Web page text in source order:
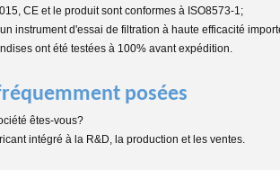
CE et le produit sont conformes à ISO8573-1;
instrument d'essai de filtration à haute efficacité
ont été testées à 100% avant expédition.
posées
êtes-vous?
intégré à la R&D, la production et les ventes.